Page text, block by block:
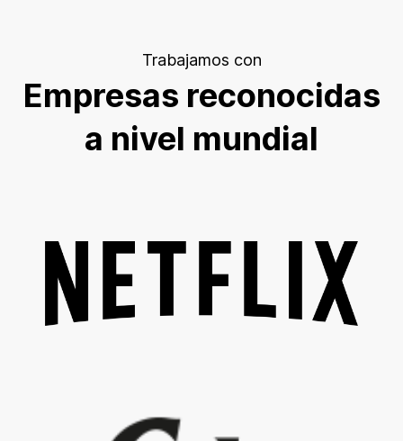
Trabajamos con
Empresas reconocidas
a nivel mundial